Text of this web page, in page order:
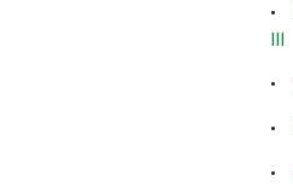
III